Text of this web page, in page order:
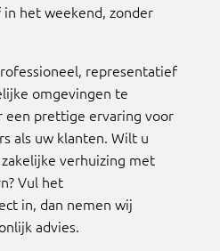
het weekend, zonder
representatief
omgevingen te
een prettige ervaring voor
als uw klanten. Wilt u
verhuizing met
Vul het
in, dan nemen wij
advies.